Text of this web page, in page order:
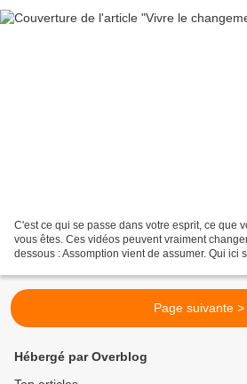
C'est ce qui se passe dans votre esprit, ce que
vous êtes. Ces vidéos peuvent vraiment
dessous : Assomption vient de assumer. Qui ici
Page suivante >
Hébergé par Overblog